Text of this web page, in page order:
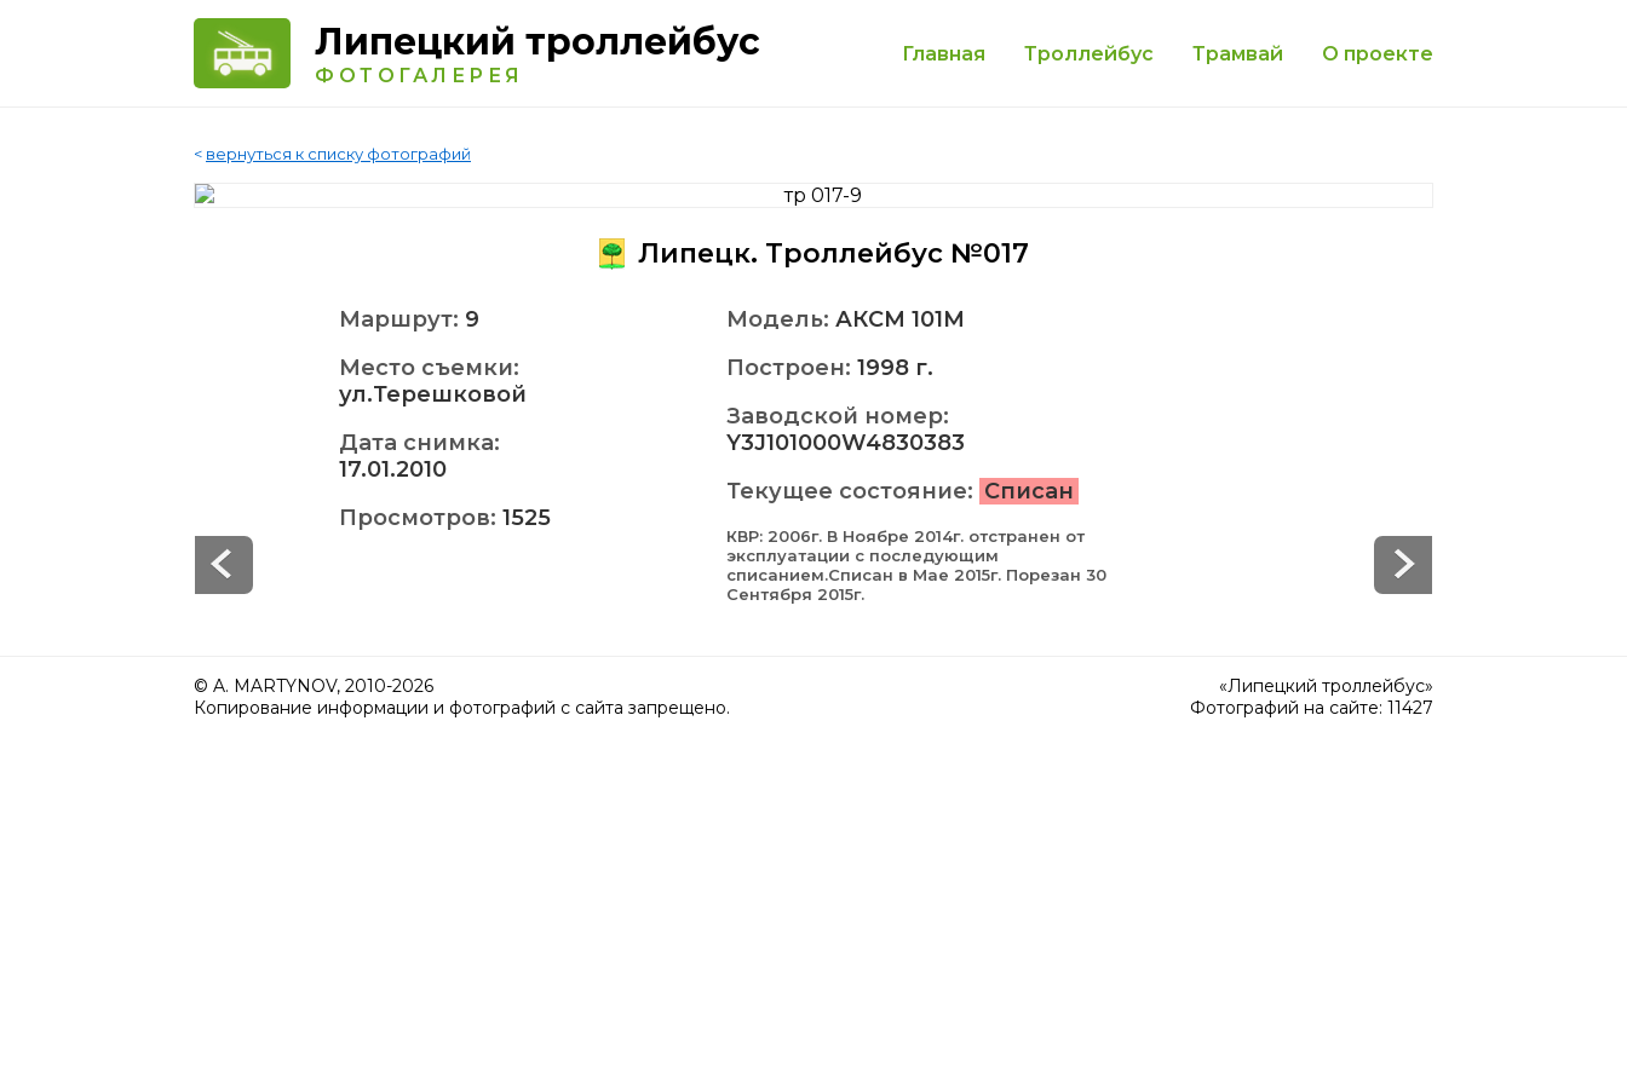
Липецкий троллейбус
ФОТОГАЛЕРЕЯ
Главная Троллейбус Трамвай О проекте
< вернуться к списку фотографий
Липецк. Троллейбус №017
Маршрут: 9
Место съемки:
ул.Терешковой
Дата снимка:
17.01.2010
Просмотров: 1525
Модель: АКСМ 101M
Построен: 1998 г.
Заводской номер:
Y3J101000W4830383
Текущее состояние: Списан
КВР: 2006г. В Ноябре 2014г. отстранен от
эксплуатации с последующим
списанием.Списан в Мае 2015г. Порезан 30
Сентября 2015г.
© A. MARTYNOV, 2010-2026
Копирование информации и фотографий с сайта запрещено.
«Липецкий троллейбус»
Фотографий на сайте: 11427